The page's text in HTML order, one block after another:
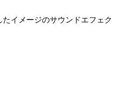
イメージのサウンドエフェク